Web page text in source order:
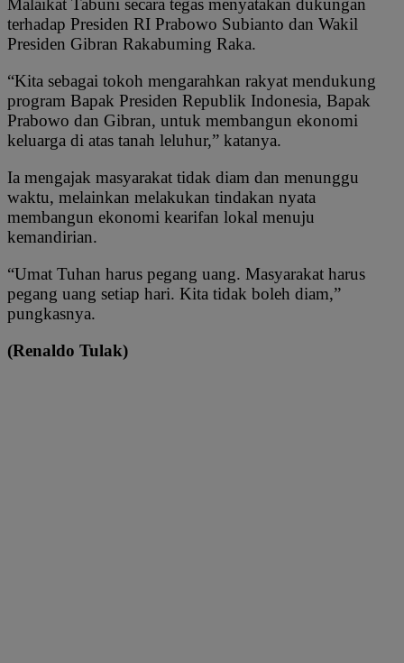
Malaikat Tabuni secara tegas menyatakan dukungan
terhadap Presiden RI Prabowo Subianto dan Wakil
Presiden Gibran Rakabuming Raka.
“Kita sebagai tokoh mengarahkan rakyat mendukung
program Bapak Presiden Republik Indonesia, Bapak
Prabowo dan Gibran, untuk membangun ekonomi
keluarga di atas tanah leluhur,” katanya.
Ia mengajak masyarakat tidak diam dan menunggu
waktu, melainkan melakukan tindakan nyata
membangun ekonomi kearifan lokal menuju
kemandirian.
“Umat Tuhan harus pegang uang. Masyarakat harus
pegang uang setiap hari. Kita tidak boleh diam,”
pungkasnya.
(Renaldo Tulak)